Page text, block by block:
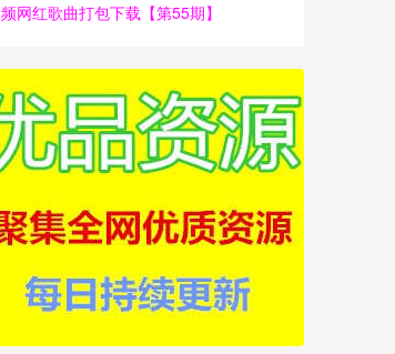
频网红歌曲打包下载【第55期】